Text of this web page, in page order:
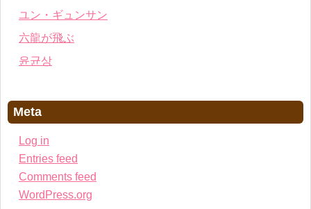
ユン・ギュンサン
六龍が飛ぶ
윤균상
Meta
Log in
Entries feed
Comments feed
WordPress.org